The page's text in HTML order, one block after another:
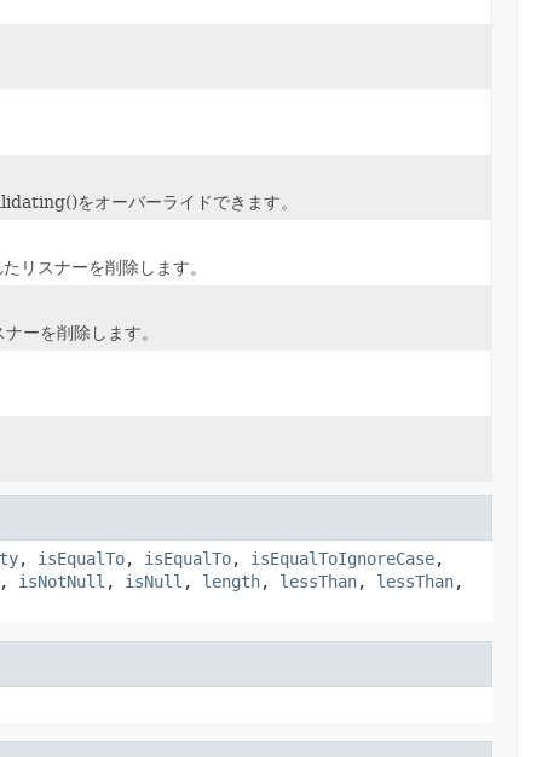
をオーバーライドできます。
リスナーを削除します。
ーを削除します。
, isEqualTo, isEqualTo, isEqualToIgnoreCase,
, isNotNull , isNull , length, lessThan, lessThan,